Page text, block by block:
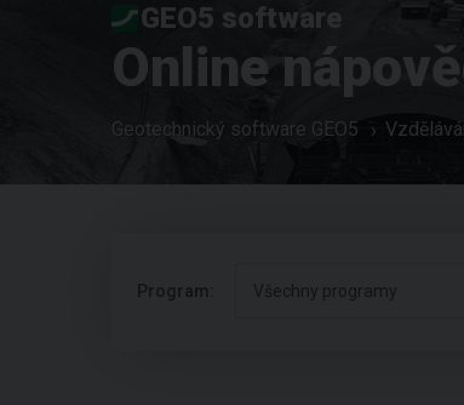
GEO5 software
Online
Geotechnický software GEO5
Program: Všechny programy